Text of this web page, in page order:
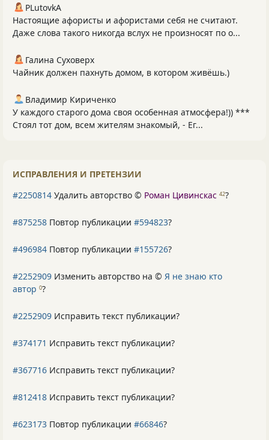
PLutоvkА
Настоящие афористы и афористами себя не считают.
Даже слова такого никогда вслух не произносят по о...
Галина Суховерх
Чайник должен пахнуть домом, в котором живёшь.)
Владимир Кириченко
У каждого старого дома своя особенная атмосфера!)) ***
Стоял тот дом, всем жителям знакомый, - Ег...
ИСПРАВЛЕНИЯ И ПРЕТЕНЗИИ
#2250814 Удалить авторство © Роман Цивинскас 42?
#875258 Повтор публикации #594823?
#496984 Повтор публикации #155726?
#2252909 Изменить авторство на © Я не знаю кто
автор 0?
#2252909 Исправить текст публикации?
#374171 Исправить текст публикации?
#367716 Исправить текст публикации?
#812418 Исправить текст публикации?
#623173 Повтор публикации #66846?